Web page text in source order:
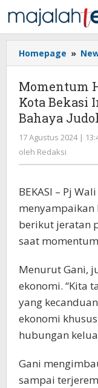
ke
konten
Homepage »
Momentum
Kota Bekasi
Bahaya
17 Agustus 2024 |
oleh Redaksi
BEKASI – Pj
menyampaikan
berikut jeratan
saat
Menurut Gani,
ekonomi. “Kita
yang
ekonomi
hubungan
Gani
sampai